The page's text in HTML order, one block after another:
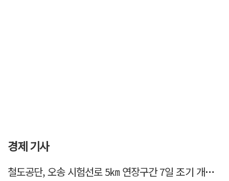
경제 기사
철도공단, 오송 시험선로 5㎞ 연장구간 7일 조기 개통…LA 메트로 사업 지원